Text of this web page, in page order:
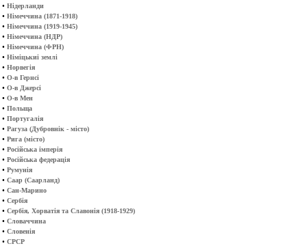
• Нідерланди
• Німеччина (1871-1918)
• Німеччина (1919-1945)
• Німеччина (НДР)
• Німеччина (ФРН)
• Німіцькиі землі
• Норвегія
• О-в Гернсі
• О-в Джерсі
• О-в Мен
• Польща
• Португалія
• Рагуза (Дубровнік - місто)
• Рига (місто)
• Російська імперія
• Російська федерація
• Румунія
• Саар (Саарланд)
• Сан-Марино
• Сербія
• Сербія, Хорватія та Славонія (1918-1929)
• Словаччина
• Словенія
• СРСР